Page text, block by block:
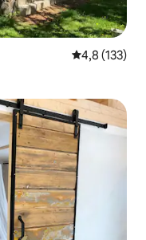
Průměrné
4,8 (133)